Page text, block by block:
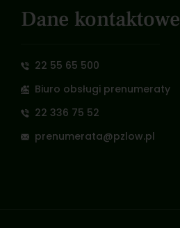
Dane kontaktowe
22 55 65 500
Biuro obsługi prenumeraty
22 336 75 52
prenumerata@pzlow.pl